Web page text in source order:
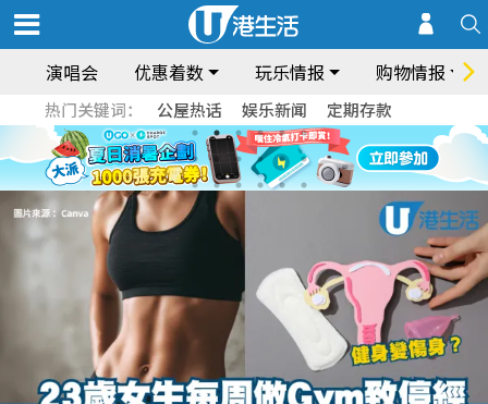
演唱会 优惠着数 玩乐情报 购物情报
热门关键词： 公屋热话 娱乐新闻 定期存款